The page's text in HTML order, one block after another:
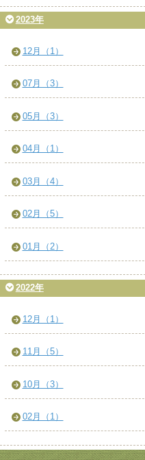
2023年
12月（1）
07月（3）
05月（3）
04月（1）
03月（4）
02月（5）
01月（2）
2022年
12月（1）
11月（5）
10月（3）
02月（1）